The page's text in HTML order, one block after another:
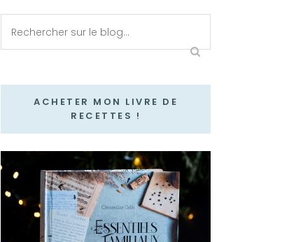
ACHETER MON LIVRE DE
RECETTES !